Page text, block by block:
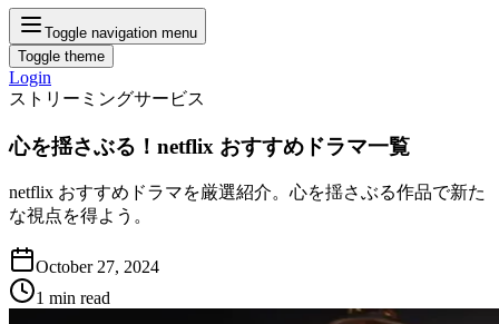
Toggle navigation menu
Toggle theme
Login
ストリーミングサービス
心を揺さぶる！netflix おすすめドラマ一覧
netflix おすすめドラマを厳選紹介。心を揺さぶる作品で新た
な視点を得よう。
October 27, 2024
1 min read